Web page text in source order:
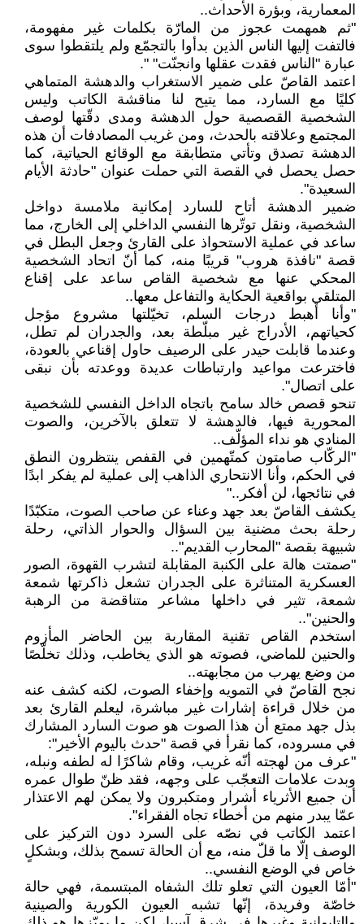
المعمارية، وبؤرة الأحداث..
"ثم همهمت عجوز من المارّة بكلمات غير مفهومة،
فالتفت إليها الناس الذين بدأوا بالتجمّع ولم يلتقطوا سوى
عبارة "الناس فقدت عقلها وانجنّت" ".
اعتمد القاصّ على ضمير الاستغراب والدهشة المتماهي
كليًا مع السارد، مما يتيح لنا مناقشة الكاتب وليس
الشخصية القصصية حول الدهشة ومدى دقّتها لوصف
المجتمع وعلاقته بالحدث، ومن غريب المصادفات أن هذه
الدهشة تصدق وتأتي متطابقة مع الوقائع الحياتية، كما
حصل يحصل في القصة التي حملت عنوان "حادثة الأيام
السعيدة".
ضمير الدهشة أتاح للسارد إمكانية ملامسة دواخل
الشخصية، ونقل توتّرها النفسي الداخلي إلى الخارج، مما
ساعد في عملية الاستحواذ على القارئ وجعل البطل في
قصة "نافذة هروب" قريبًا منه، كما أنّ اتحاد الشخصية
المحكي عنها مع شخصية القاص ساعد على إقناع
المتلقي بواقعية الحكاية والتفاعل معها..
"وأنا أهبط درجات السلم، تخيّلتها مشروع مؤجل
كحياتهم، الأدراج غير مبلّطة بعد، والجدران لم تطل،
وعندما قابلت حيدر على الرصيف حاول إقناعي بالعودة،
فاخترعت مواعيد وارتباطات عديدة ووعدته بأن نبقى
على اتصال".
تنحو قصص خالد سامح باتجاه الداخل النفسي للشخصية
المحورية فيها، فالدهشة لا تتعلق بالآخرين، والصوت
المنادي هو نداء المؤلّف..
"الركّاب صامتون كمتّهمين في القفص ينتظرون النطق
في الحكم، وأنا الانتحاري الذاهب إلى عملية لم يفكر ابدًا
في نتائجها، لن أفكر.."
يكشف القاصّ بعد جهد وعناء عن صاحب الصوت، متكبّدًا
رحلة بحث مضنية بين السؤال والحوار الذاتي، رحلة
شبيهة بقصة "المحارب القديم"..
"صمتت هالة على الكنبة المقابلة لتشرب القهوة، الصور
العسكرية المتناثرة على الجدران تشعل ذاكرتها شمعة
شمعة، تثير في داخلها مشاعر متناقضة من الرهبة
والحنين"..
استخدم القاص تقنية المقاربة بين الحاضر المأزوم
والحنين للماضي، فصوته هو الذي يخاطب، وذلك تخلّصًا
من وضع يهرب من مجابهته..
نجح القاصّ في التمويه وإخفاء الصوت، لكنه كشف عنه
من خلال قراءة إشارات غير مباشرة، ليعلم القارئ بعد
بذل جهد ممتع أن هذا الصوت هو صوت السارد المشارك
في مسروده، كما نقرأ في قصة "حدث باليوم الأخير":
"عرف من لهجته أنّه غريب، وقام شاكرًا له لطفه ونبله،
وبدت علامات التعجّب على وجهه، فقد ظنّ طوال عمره
أن جميع الأثرياء أشرار ومتكبرون ولا يمكن لهم الاعتذار
عمّا يبدر منهم من أخطاء تجاه الفقراء".
اعتمد الكاتب في نصّه على السرد دون التركيز على
الوصف إلّا ما قلّ منه، مع أن الحالة تسمح بذلك، وبشكلٍ
خاص في الوضع النفسي..
"أمّا العيون التي تعلو تلك الشفاه المبتسمة، فهي حالة
خاصّة وفريدة، إنّها تشبه العيون الكورية والصينية